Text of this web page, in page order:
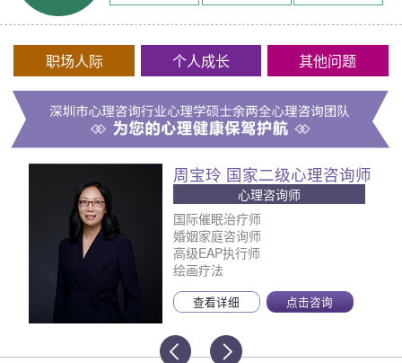
职场人际 个人成长 其他问题
周宝玲 国家二级心理咨询师
心理咨询师
国际催眠治疗师
婚姻家庭咨询师
高级EAP执行师
绘画疗法
查看详细 点击咨询